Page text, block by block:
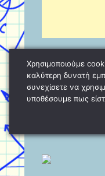
Χρησιμοποιούμε
καλύτερη δυνατή
συνεχίσετε να
υποθέσουμε πως